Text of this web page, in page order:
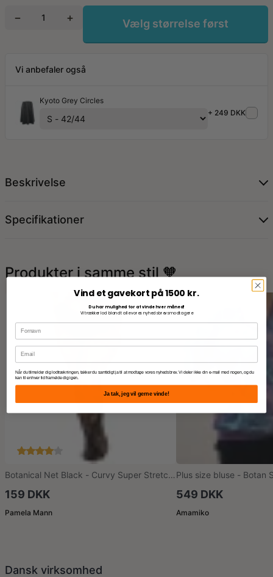
− + Vælg størrelse først
Vi anbefaler også
Kyoto Grey Circles
+ 249 DKK
Beskrivelse
Specifikationer
Produkter i samme stil 🧡
Botanical Net Black - Curvy Super Stretch
159 DKK
Pamela Mann
Plus size bluse - Botan
549 DKK
Amamiko
Dansk virksomhed
Vind et gavekort på 1500 kr.
Du har mulighed for at vinde hver måned!
Vi trækker lod blandt alle vores nyhedsbrevsmodtagere
Når du tilmelder dig lodtrækningen, takker du samtidigt ja til at modtage vores nyhedsbrev. Vi deler ikke din e-mail med nogen, og du
kan til enhver tid framelde dig igen.
Ja tak, jeg vil gerne vinde!